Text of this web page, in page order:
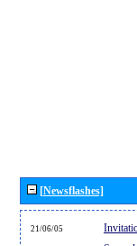
[Newsflashes]
21/06/05